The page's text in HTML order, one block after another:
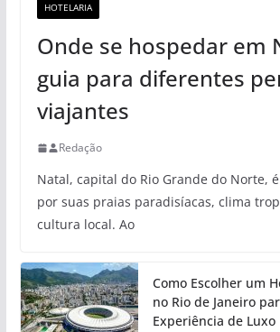
HOTELARIA
Onde se hospedar em
guia para diferentes
viajantes
Redação
Natal, capital do Rio Grande do Norte,
por suas praias paradisíacas, clima
cultura local. Ao
Como Escolher um
no Rio de Janeiro
Experiência de Luxo